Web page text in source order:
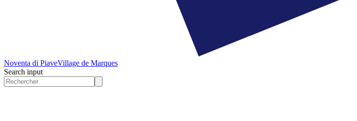
Noventa di PiaveVillage de Marques
Search input